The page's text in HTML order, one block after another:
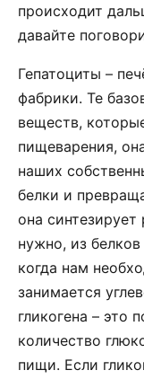
происходит
давайте
Гепатоциты –
фабрики. Те
веществ,
пищеварения,
наших
белки и
она
нужно, из
когда нам
занимается
гликогена – это
количество
пищи. Если